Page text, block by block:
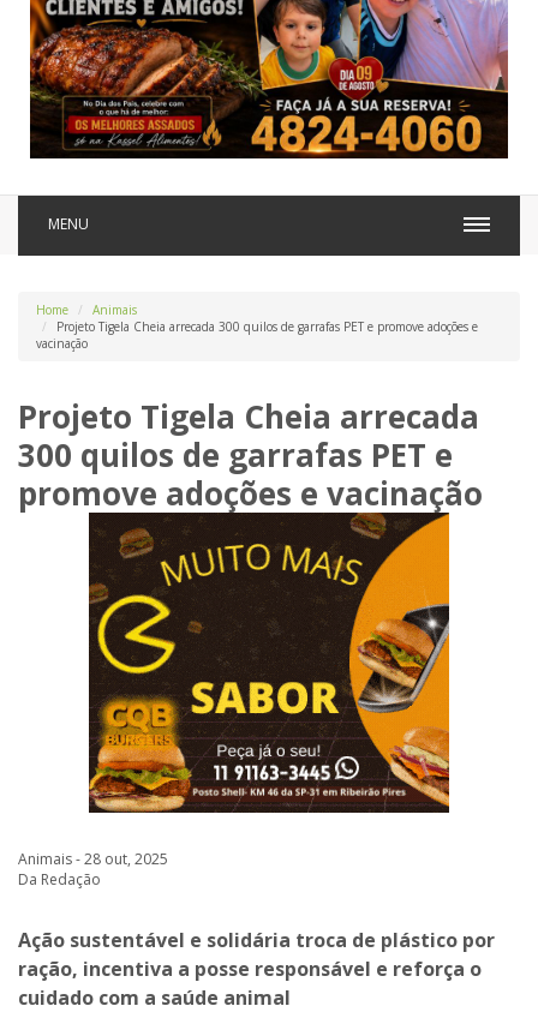
MENU
Home
Animais
Projeto Tigela Cheia arrecada 300 quilos de garrafas PET e promove adoções e
vacinação
Projeto Tigela Cheia arrecada
300 quilos de garrafas PET e
promove adoções e vacinação
Animais - 28 out, 2025
Da Redação
Ação sustentável e solidária troca de plástico por
ração, incentiva a posse responsável e reforça o
cuidado com a saúde animal